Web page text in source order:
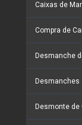
Caixas de
Compra de
Desmanche
Desmanches
Desmonte de